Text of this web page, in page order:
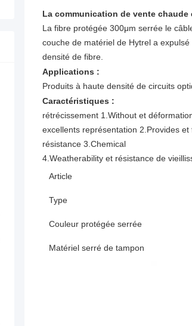
La communication de vente
La fibre protégée 300μm serrée le
couche de matériel de Hytrel a
densité de fibre.
Applications :
Produits à haute densité de circuits
Caractéristiques :
rétrécissement 1.Without et
excellents représentation 2.Provides
résistance 3.Chemical
4.Weatherability et résistance de
Article
Type
Couleur protégée serrée
Matériel serré de tampon